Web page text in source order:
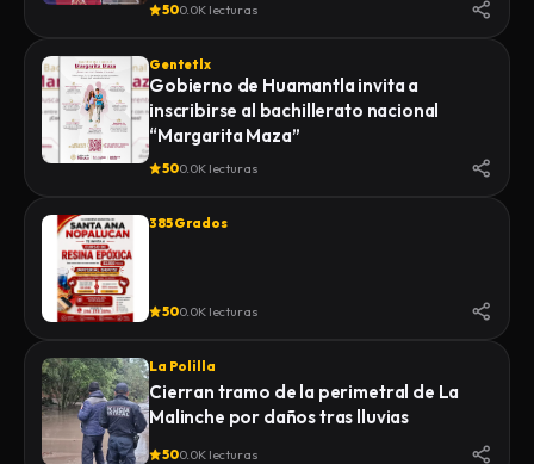
500.0K lecturas
Gentetlx
Gobierno de Huamantla invita a
inscribirse al bachillerato nacional
“Margarita Maza”
500.0K lecturas
385 Grados
500.0K lecturas
La Polilla
Cierran tramo de la perimetral de La
Malinche por daños tras lluvias
500.0K lecturas